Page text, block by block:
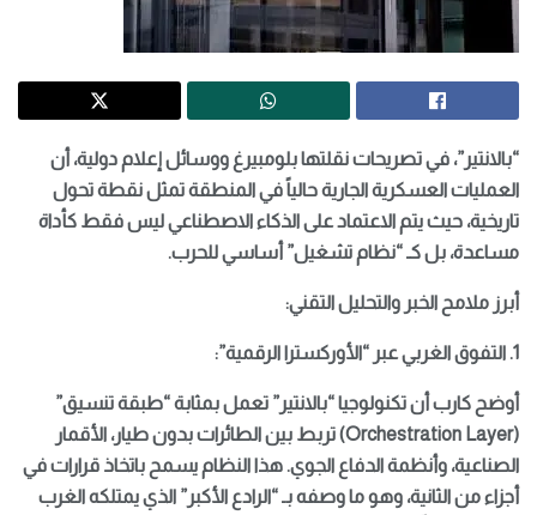
“بالانتير”، في تصريحات نقلتها بلومبيرغ ووسائل إعلام دولية، أن
العمليات العسكرية الجارية حالياً في المنطقة تمثل نقطة تحول
تاريخية، حيث يتم الاعتماد على الذكاء الاصطناعي ليس فقط كأداة
مساعدة، بل كـ “نظام تشغيل” أساسي للحرب.
أبرز ملامح الخبر والتحليل التقني:
1. التفوق الغربي عبر “الأوركسترا الرقمية”:
أوضح كارب أن تكنولوجيا “بالانتير” تعمل بمثابة “طبقة تنسيق”
(Orchestration Layer) تربط بين الطائرات بدون طيار، الأقمار
الصناعية، وأنظمة الدفاع الجوي. هذا النظام يسمح باتخاذ قرارات في
أجزاء من الثانية، وهو ما وصفه بـ “الرادع الأكبر” الذي يمتلكه الغرب